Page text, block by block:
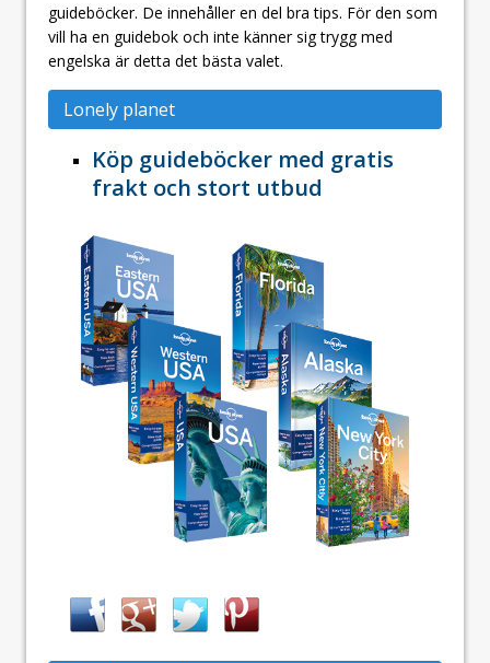
guideböcker. De innehåller en del bra tips. För den som
vill ha en guidebok och inte känner sig trygg med
engelska är detta det bästa valet.
Lonely planet
Köp guideböcker med gratis
frakt och stort utbud